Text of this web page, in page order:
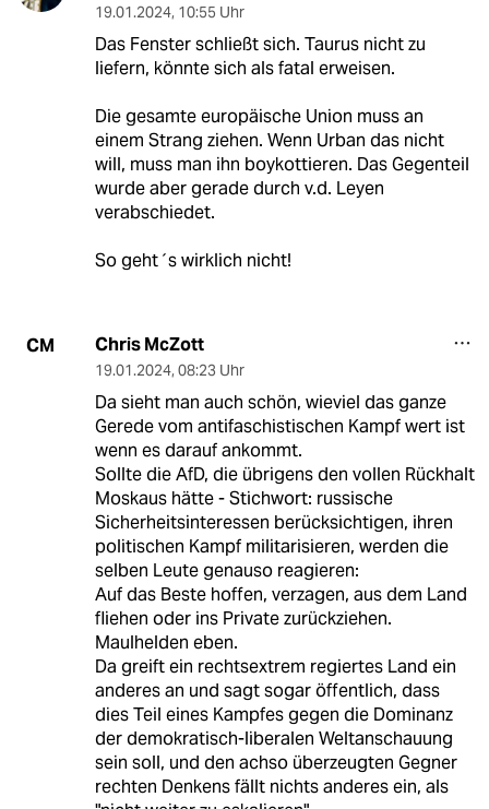
19.01.2024, 10:55 Uhr
Das Fenster schließt sich. Taurus nicht zu
liefern, könnte sich als fatal erweisen.
Die gesamte europäische Union muss an
einem Strang ziehen. Wenn Urban das nicht
will, muss man ihn boykottieren. Das Gegenteil
wurde aber gerade durch v.d. Leyen
verabschiedet.
So geht´s wirklich nicht!
CM Chris McZott
19.01.2024, 08:23 Uhr
Da sieht man auch schön, wieviel das ganze
Gerede vom antifaschistischen Kampf wert ist
wenn es darauf ankommt.
Sollte die AfD, die übrigens den vollen Rückhalt
Moskaus hätte - Stichwort: russische
Sicherheitsinteressen berücksichtigen, ihren
politischen Kampf militarisieren, werden die
selben Leute genauso reagieren:
Auf das Beste hoffen, verzagen, aus dem Land
fliehen oder ins Private zurückziehen.
Maulhelden eben.
Da greift ein rechtsextrem regiertes Land ein
anderes an und sagt sogar öffentlich, dass
dies Teil eines Kampfes gegen die Dominanz
der demokratisch-liberalen Weltanschauung
sein soll, und den achso überzeugten Gegner
rechten Denkens fällt nichts anderes ein, als